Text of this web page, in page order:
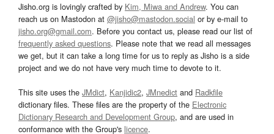
Jisho.org is lovingly crafted by Kim, Miwa and Andrew. You can
reach us on Mastodon at @jisho@mastodon.social or by e-mail to
jisho.org@gmail.com. Before you contact us, please read our list of
frequently asked questions. Please note that we read all messages
we get, but it can take a long time for us to reply as Jisho is a side
project and we do not have very much time to devote to it.
This site uses the JMdict, Kanjidic2, JMnedict and Radkfile
dictionary files. These files are the property of the Electronic
Dictionary Research and Development Group, and are used in
conformance with the Group's licence.